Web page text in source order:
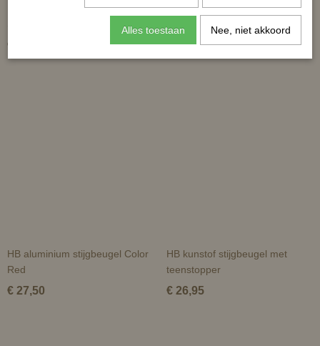
HB Veiligheidsbeugels Color
€ 42,90
Aluminium beugels met breed
€ 30,00
HB aluminium stijgbeugel Color
Red
€ 27,50
HB kunstof stijgbeugel met
teenstopper
€ 26,95
Alles toestaan Nee, niet akkoord